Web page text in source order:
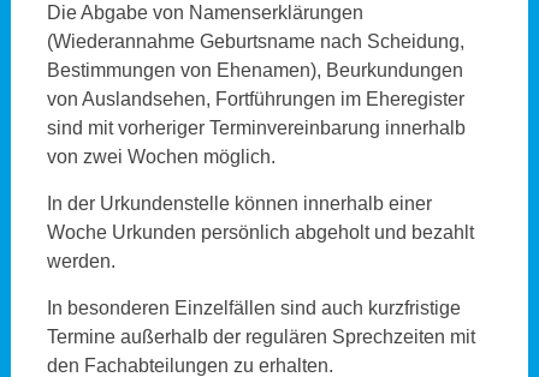
Die Abgabe von Namenserklärungen
(Wiederannahme Geburtsname nach Scheidung,
Bestimmungen von Ehenamen), Beurkundungen
von Auslandsehen, Fortführungen im Eheregister
sind mit vorheriger Terminvereinbarung innerhalb
von zwei Wochen möglich.
In der Urkundenstelle können innerhalb einer
Woche Urkunden persönlich abgeholt und bezahlt
werden.
In besonderen Einzelfällen sind auch kurzfristige
Termine außerhalb der regulären Sprechzeiten mit
den Fachabteilungen zu erhalten.